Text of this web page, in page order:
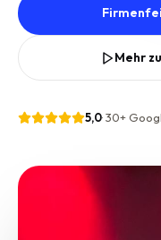
Mehr
5,0·30+